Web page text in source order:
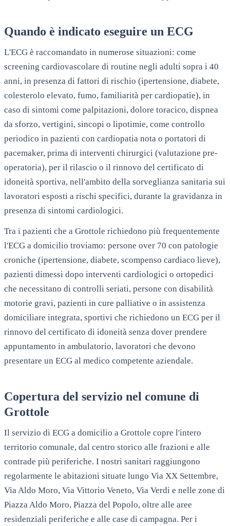
Quando è indicato eseguire un ECG
L'ECG è raccomandato in numerose situazioni: come
screening cardiovascolare di routine negli adulti sopra i 40
anni, in presenza di fattori di rischio (ipertensione, diabete,
colesterolo elevato, fumo, familiarità per cardiopatie), in
caso di sintomi come palpitazioni, dolore toracico, dispnea
da sforzo, vertigini, sincopi o lipotimie, come controllo
periodico in pazienti con cardiopatia nota o portatori di
pacemaker, prima di interventi chirurgici (valutazione pre-
operatoria), per il rilascio o il rinnovo del certificato di
idoneità sportiva, nell'ambito della sorveglianza sanitaria sui
lavoratori esposti a rischi specifici, durante la gravidanza in
presenza di sintomi cardiologici.
Tra i pazienti che a Grottole richiedono più frequentemente
l'ECG a domicilio troviamo: persone over 70 con patologie
croniche (ipertensione, diabete, scompenso cardiaco lieve),
pazienti dimessi dopo interventi cardiologici o ortopedici
che necessitano di controlli seriati, persone con disabilità
motorie gravi, pazienti in cure palliative o in assistenza
domiciliare integrata, sportivi che richiedono un ECG per il
rinnovo del certificato di idoneità senza dover prendere
appuntamento in ambulatorio, lavoratori che devono
presentare un ECG al medico competente aziendale.
Copertura del servizio nel comune di
Grottole
Il servizio di ECG a domicilio a Grottole copre l'intero
territorio comunale, dal centro storico alle frazioni e alle
contrade più periferiche. I nostri sanitari raggiungono
regolarmente le abitazioni situate lungo Via XX Settembre,
Via Aldo Moro, Via Vittorio Veneto, Via Verdi e nelle zone di
Piazza Aldo Moro, Piazza del Popolo, oltre alle aree
residenziali periferiche e alle case di campagna. Per i